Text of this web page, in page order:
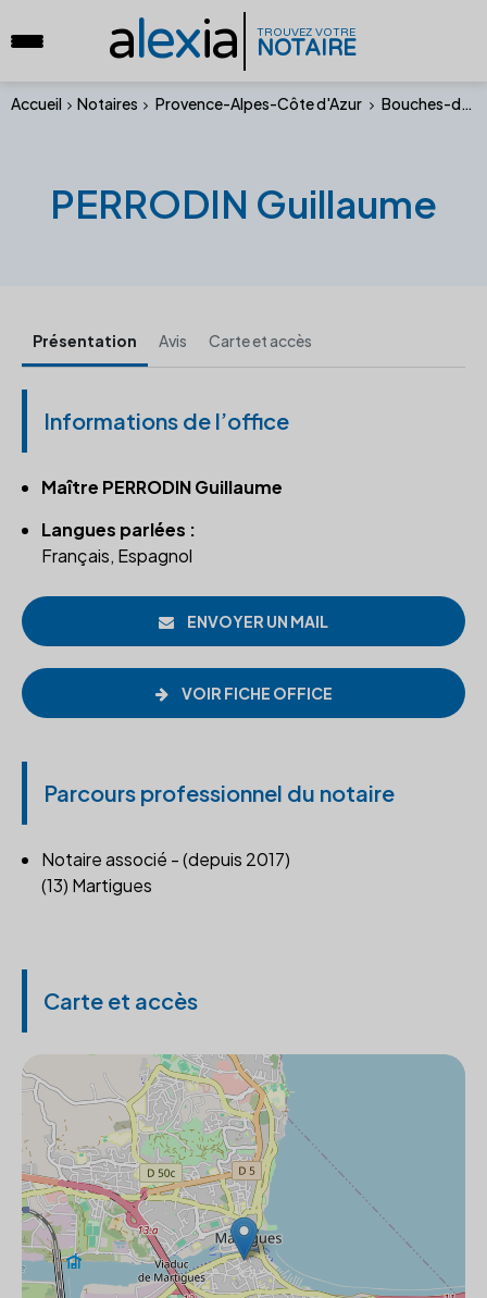
alexia TROUVEZ VOTRE
NOTAIRE
Accueil Notaires Provence-Alpes-Côte d'Azur Bouches-du-Rhône
PERRODIN Guillaume
Présentation Avis Carte et accès
Informations de l’office
Maître PERRODIN Guillaume
Langues parlées :
Français, Espagnol
ENVOYER UN MAIL
VOIR FICHE OFFICE
Parcours professionnel du notaire
Notaire associé - (depuis 2017)
(13) Martigues
Carte et accès